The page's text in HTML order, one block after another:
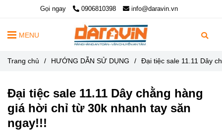
Gọi ngay 0906810398 info@daravin.vn
MENU
Trang chủ / HƯỚNG DẪN SỬ DỤNG / Đại tiệc sale 11.11 Dây
Đại tiệc sale 11.11 Dây chằng hàng
giá hời chỉ từ 30k nhanh tay săn
ngay!!!